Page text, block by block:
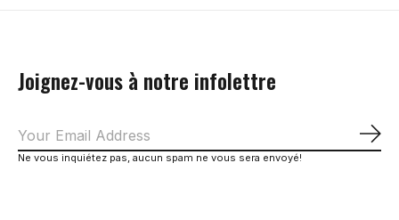
Joignez-vous à notre infolettre
Ne vous inquiétez pas, aucun spam ne vous sera envoyé!